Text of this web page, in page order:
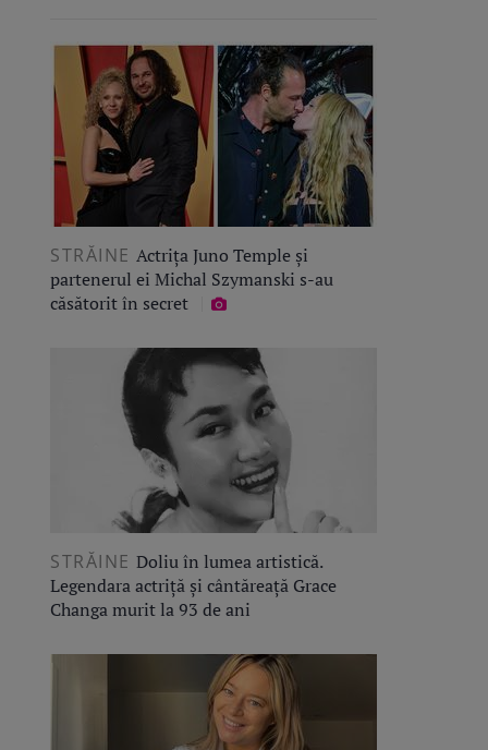
STRĂINE Actrița Juno Temple și
partenerul ei Michal Szymanski s-au
căsătorit în secret
STRĂINE Doliu în lumea artistică.
Legendara actriță și cântăreață Grace
Changa murit la 93 de ani